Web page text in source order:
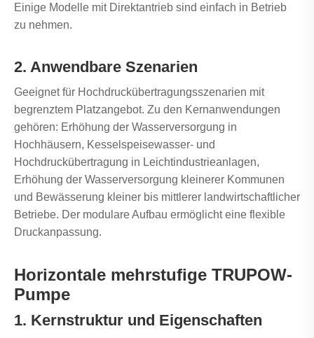
Einige Modelle mit Direktantrieb sind einfach in Betrieb
zu nehmen.
2. Anwendbare Szenarien
Geeignet für Hochdruckübertragungsszenarien mit
begrenztem Platzangebot. Zu den Kernanwendungen
gehören: Erhöhung der Wasserversorgung in
Hochhäusern, Kesselspeisewasser- und
Hochdruckübertragung in Leichtindustrieanlagen,
Erhöhung der Wasserversorgung kleinerer Kommunen
und Bewässerung kleiner bis mittlerer landwirtschaftlicher
Betriebe. Der modulare Aufbau ermöglicht eine flexible
Druckanpassung.
Horizontale mehrstufige TRUPOW-
Pumpe
1. Kernstruktur und Eigenschaften